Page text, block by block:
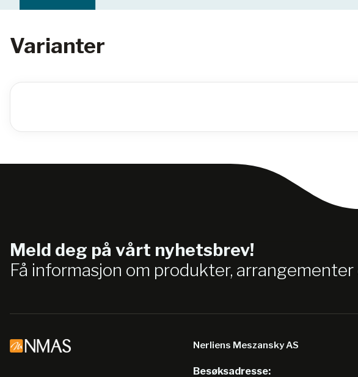
Varianter
Meld deg på vårt nyhetsbrev!
Få informasjon om produkter, arrangementer
Nerliens Meszansky AS
Besøksadresse: